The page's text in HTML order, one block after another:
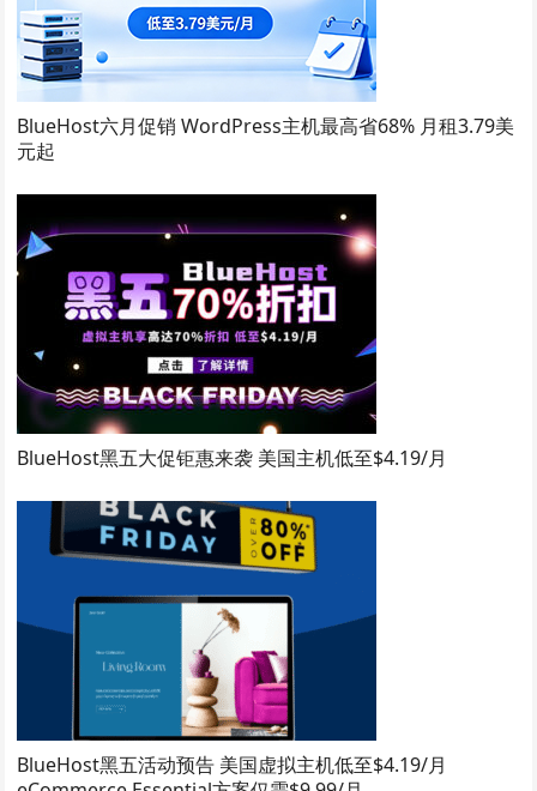
BlueHost六月促销 WordPress主机最高省68% 月租3.79美
元起
BlueHost黑五大促钜惠来袭 美国主机低至$4.19/月
BlueHost黑五活动预告 美国虚拟主机低至$4.19/月